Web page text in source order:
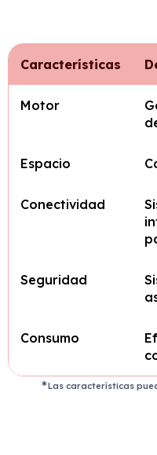
Características
Motor
Espacio
Conectividad
Seguridad
Consumo
Las características